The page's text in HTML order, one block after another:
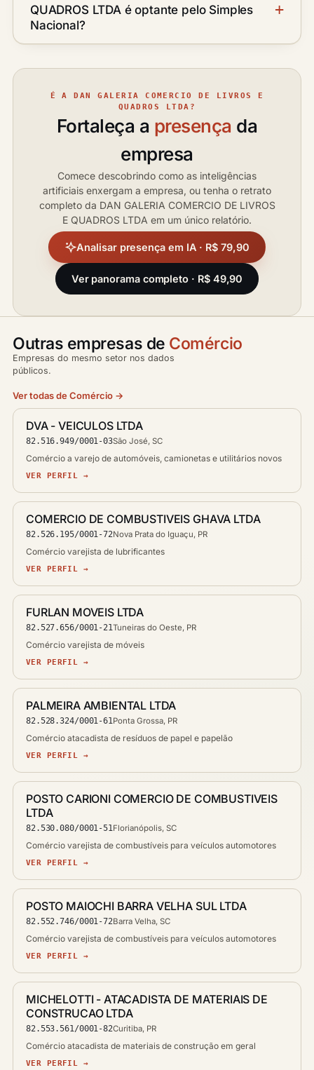
QUADROS LTDA é optante pelo Simples
Nacional?
É A DAN GALERIA COMERCIO DE LIVROS E
QUADROS LTDA?
Fortaleça a presença da
empresa
Comece descobrindo como as inteligências
artificiais enxergam a empresa, ou tenha o retrato
completo da DAN GALERIA COMERCIO DE LIVROS
E QUADROS LTDA em um único relatório.
Analisar presença em IA · R$ 79,90
Ver panorama completo · R$ 49,90
Outras empresas de Comércio
Empresas do mesmo setor nos dados
públicos.
Ver todas de Comércio →
DVA - VEICULOS LTDA
82.516.949/0001-03São José, SC
Comércio a varejo de automóveis, camionetas e utilitários novos
VER PERFIL →
COMERCIO DE COMBUSTIVEIS GHAVA LTDA
82.526.195/0001-72Nova Prata do Iguaçu, PR
Comércio varejista de lubrificantes
VER PERFIL →
FURLAN MOVEIS LTDA
82.527.656/0001-21Tuneiras do Oeste, PR
Comércio varejista de móveis
VER PERFIL →
PALMEIRA AMBIENTAL LTDA
82.528.324/0001-61 Ponta Grossa, PR
Comércio atacadista de resíduos de papel e papelão
VER PERFIL →
POSTO CARIONI COMERCIO DE COMBUSTIVEIS
LTDA
82.530.080/0001-51 Florianópolis, SC
Comércio varejista de combustíveis para veículos automotores
VER PERFIL →
POSTO MAIOCHI BARRA VELHA SUL LTDA
82.552.746/0001-72Barra Velha, SC
Comércio varejista de combustíveis para veículos automotores
VER PERFIL →
MICHELOTTI - ATACADISTA DE MATERIAIS DE
CONSTRUCAO LTDA
82.553.561/0001-82Curitiba, PR
Comércio atacadista de materiais de construção em geral
VER PERFIL →